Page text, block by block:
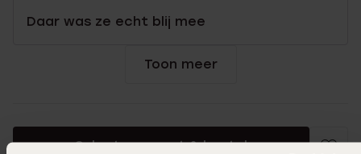
Daar was ze echt blij mee
Toon meer
Selecteer maat & bestel